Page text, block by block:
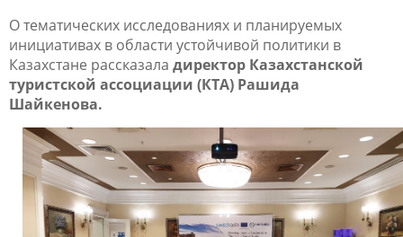
О тематических исследованиях и планируемых
инициативах в области устойчивой политики в
Казахстане рассказала директор Казахстанской
туристской ассоциации (КТА) Рашида
Шайкенова.